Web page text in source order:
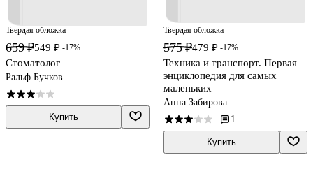
Твердая обложка
659 ₽549 ₽ -17%
Стоматолог
Ральф Бучков
Купить
Твердая обложка
575 ₽479 ₽ -17%
Техника и транспорт. Первая
энциклопедия для самых
маленьких
Анна Забирова
· 1
Купить